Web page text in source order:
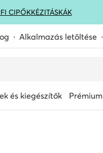
CIPŐKKÉZITÁSKÁK
Alkalmazás letöltése
és kiegészítők Prémium